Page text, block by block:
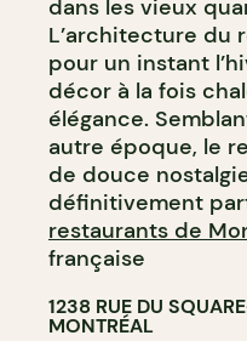
dans les vieux
L’architecture du
pour un instant
décor à la fois
élégance.
autre époque, le
de douce
définitivement
restaurants de
française
1238 RUE DU
MONTRÉAL